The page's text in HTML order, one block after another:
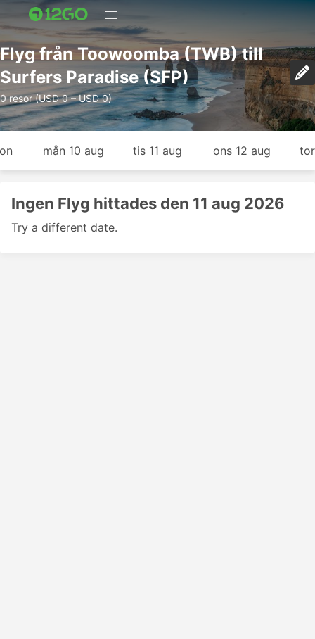
Flyg från Toowoomba (TWB) till
Surfers Paradise (SFP)
0 resor (USD 0 – USD 0)
mån 10 aug tis 11 aug ons 12 aug
Ingen Flyg hittades den 11 aug 2026
Try a different date.